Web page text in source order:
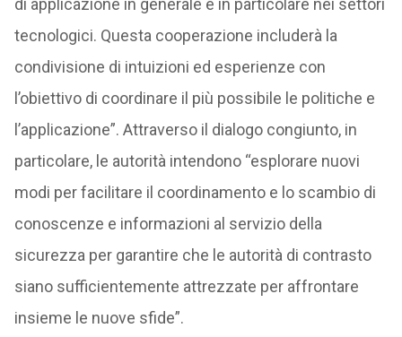
di applicazione in generale e in particolare nei settori
tecnologici. Questa cooperazione includerà la
condivisione di intuizioni ed esperienze con
l’obiettivo di coordinare il più possibile le politiche e
l’applicazione”. Attraverso il dialogo congiunto, in
particolare, le autorità intendono “esplorare nuovi
modi per facilitare il coordinamento e lo scambio di
conoscenze e informazioni al servizio della
sicurezza per garantire che le autorità di contrasto
siano sufficientemente attrezzate per affrontare
insieme le nuove sfide”.